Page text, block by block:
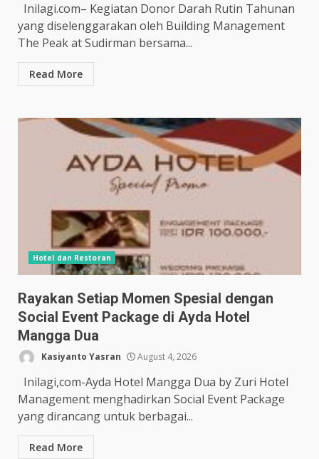
Inilagi.com– Kegiatan Donor Darah Rutin Tahunan
yang diselenggarakan oleh Building Management
The Peak at Sudirman bersama...
Read More
Hotel dan Restoran
Rayakan Setiap Momen Spesial dengan
Social Event Package di Ayda Hotel
Mangga Dua
Kasiyanto Yasran August 4, 2026
Inilagi,com-Ayda Hotel Mangga Dua by Zuri Hotel
Management menghadirkan Social Event Package
yang dirancang untuk berbagai...
Read More